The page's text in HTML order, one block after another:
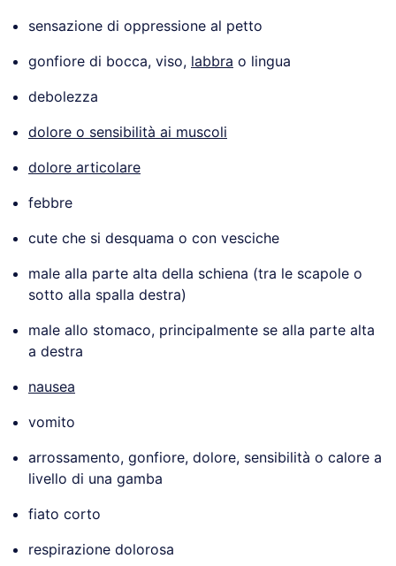
sensazione di oppressione al petto
gonfiore di bocca, viso, labbra o lingua
debolezza
dolore o sensibilità ai muscoli
dolore articolare
febbre
cute che si desquama o con vesciche
male alla parte alta della schiena (tra le scapole o
sotto alla spalla destra)
male allo stomaco, principalmente se alla parte alta
a destra
nausea
vomito
arrossamento, gonfiore, dolore, sensibilità o calore a
livello di una gamba
fiato corto
respirazione dolorosa